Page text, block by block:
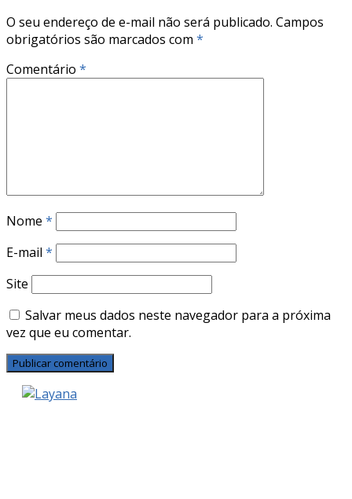
O seu endereço de e-mail não será publicado. Campos
obrigatórios são marcados com *
Comentário *
Nome *
E-mail *
Site
Salvar meus dados neste navegador para a próxima
vez que eu comentar.